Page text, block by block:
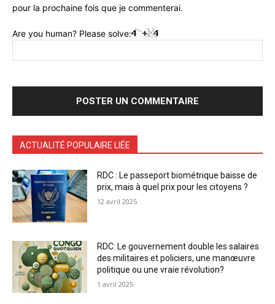
pour la prochaine fois que je commenterai.
Are you human? Please solve:
ACTUALITÉ POPULAIRE LIÉE
RDC : Le passeport biométrique baisse de
prix, mais à quel prix pour les citoyens ?
12 avril 2025
RDC: Le gouvernement double les salaires
des militaires et policiers, une manœuvre
politique ou une vraie révolution?
1 avril 2025